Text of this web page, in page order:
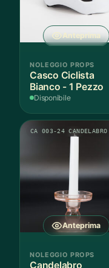
Anteprima
NOLEGGIO PROPS
Casco Ciclista
Bianco - 1 Pezzo
Disponibile
Anteprima
CA 003-24 CANDELABRO
NOLEGGIO PROPS
Candelabro